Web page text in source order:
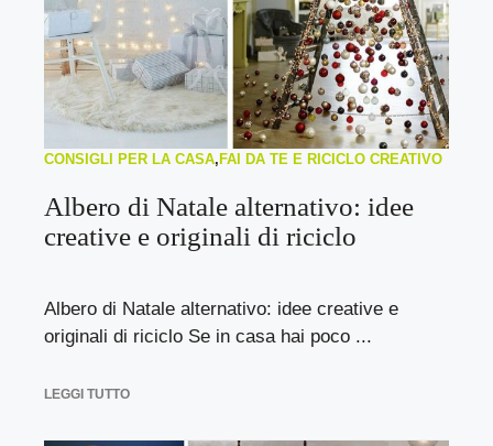
CONSIGLI PER LA CASA, FAI DA TE E RICICLO CREATIVO
Albero di Natale alternativo: idee
creative e originali di riciclo
Albero di Natale alternativo: idee creative e
originali di riciclo Se in casa hai poco ...
LEGGI TUTTO